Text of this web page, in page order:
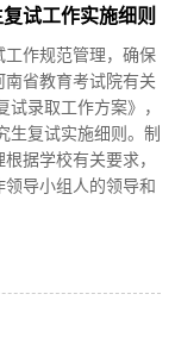
试工作实施细则
作规范管理，确保
省教育考试院有关
录取工作方案》，
生复试实施细则。制
据学校有关要求，
导小组人的领导和